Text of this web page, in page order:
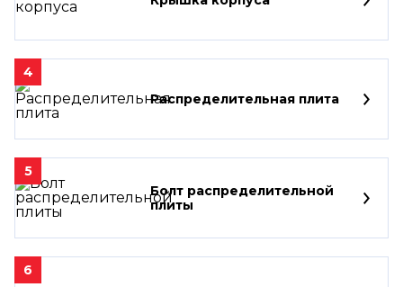
4
Распределительная плита
5
Болт распределительной
плиты
6